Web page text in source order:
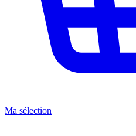
Ma sélection